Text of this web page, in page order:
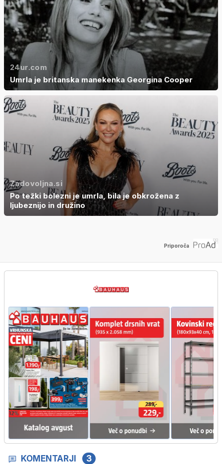
24ur.com
Umrla je britanska manekenka Georgina Cooper
Zadovoljna.si
Po težki bolezni je umrla, bila je obkrožena z
ljubeznijo in družino
Priporoča
KOMENTARJI 3